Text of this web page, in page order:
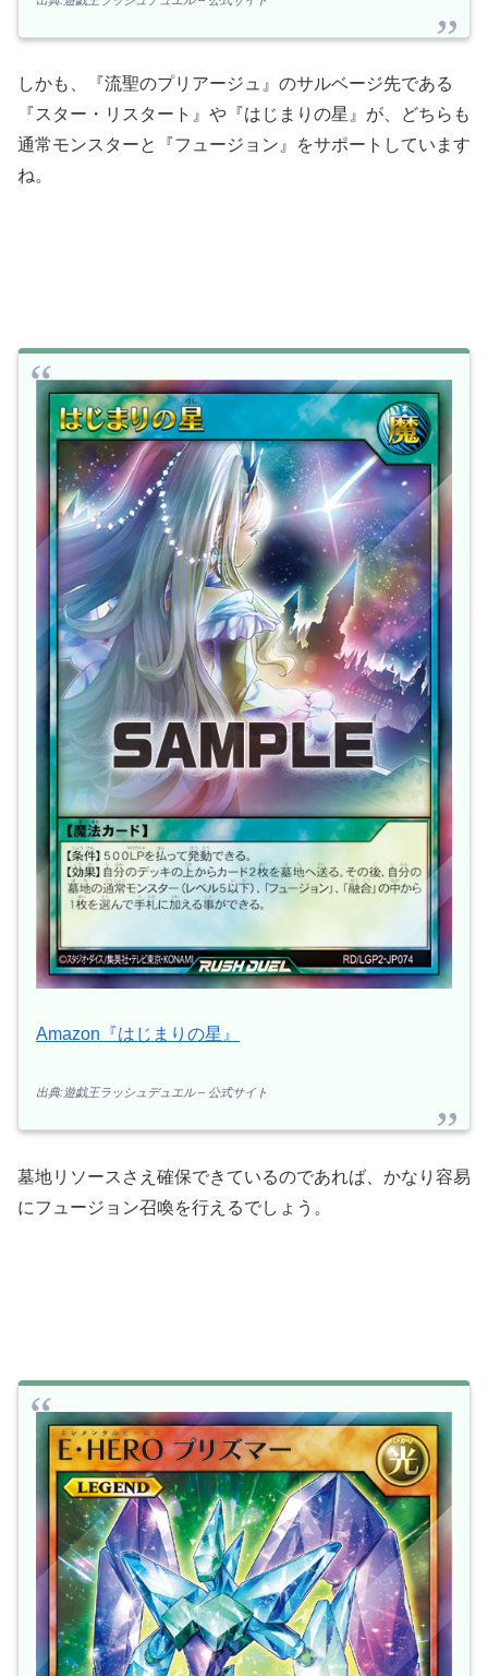
しかも、『流聖のプリアージュ』のサルベージ先である
『スター・リスタート』や『はじまりの星』が、どちらも
通常モンスターと『フュージョン』をサポートしています
ね。
Amazon『はじまりの星』
出典:遊戯王ラッシュデュエル – 公式サイト
墓地リソースさえ確保できているのであれば、かなり容易
にフュージョン召喚を行えるでしょう。